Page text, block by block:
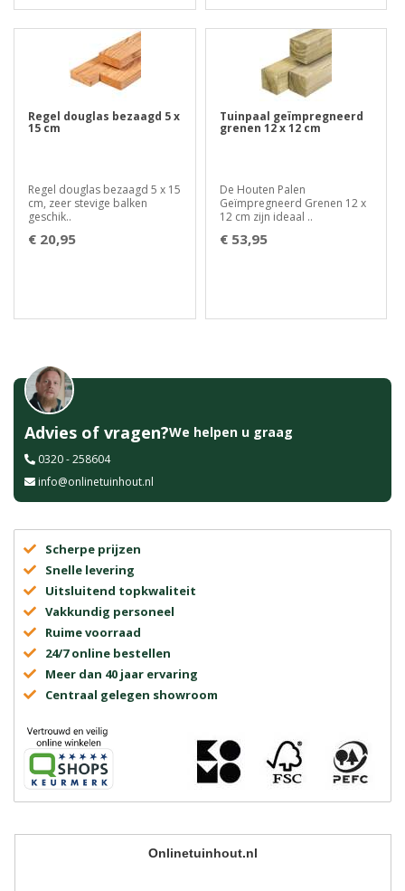
Regel douglas bezaagd 5 x
15 cm
Regel douglas bezaagd 5 x 15
cm, zeer stevige balken
geschik..
€ 20,95
Tuinpaal geïmpregneerd
grenen 12 x 12 cm
De Houten Palen
Geïmpregneerd Grenen 12 x
12 cm zijn ideaal ..
€ 53,95
Advies of vragen?We helpen u graag
0320 - 258604
info@onlinetuinhout.nl
Scherpe prijzen
Snelle levering
Uitsluitend topkwaliteit
Vakkundig personeel
Ruime voorraad
24/7 online bestellen
Meer dan 40 jaar ervaring
Centraal gelegen showroom
Onlinetuinhout.nl